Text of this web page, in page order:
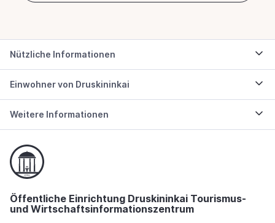
Nützliche Informationen
Einwohner von Druskininkai
Weitere Informationen
Öffentliche Einrichtung Druskininkai Tourismus-
und Wirtschaftsinformationszentrum